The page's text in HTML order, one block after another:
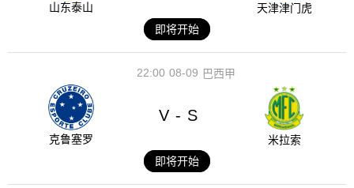
山东泰山
天津津门虎
即将开始
08-09
22:00 巴西甲
克鲁塞罗
V - S
米拉索
即将开始